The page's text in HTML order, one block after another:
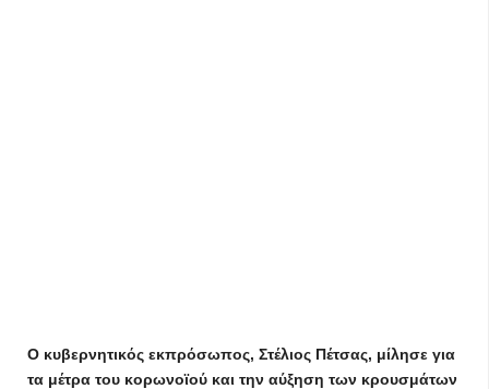
O κυβερνητικός εκπρόσωπος, Στέλιος Πέτσας, μίλησε για
τα μέτρα του κορωνοϊού και την αύξηση των κρουσμάτων